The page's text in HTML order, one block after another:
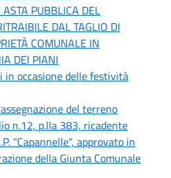
PUBBLICA DEL
DAL TAGLIO DI
COMUNALE IN
DEI PIANI
occasione delle festività
del terreno
n.12, p.lla 383, ricadente
"Capannelle", approvato in
della Giunta Comunale